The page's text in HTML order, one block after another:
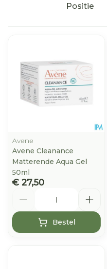
Sorteer op:
Avene
Avene Cleanance
Matterende Aqua Gel
50ml
€ 27,50
Bestel